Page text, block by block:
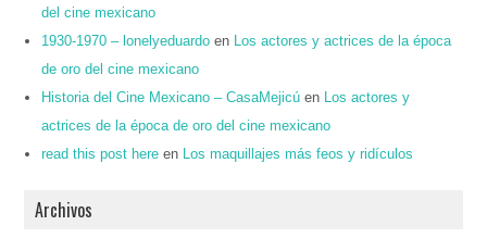
del cine mexicano
1930-1970 – lonelyeduardo en
Los actores y actrices de la época
de oro del cine mexicano
Historia del Cine Mexicano – CasaMejicú en
Los actores y
actrices de la época de oro del cine mexicano
read this post here en Los maquillajes más feos y ridículos
Archivos